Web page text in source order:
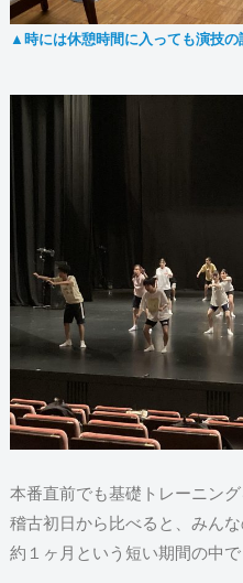
▲時には休憩時間に入っても演技の
本番直前でも基礎トレーニング
稽古初日から比べると、みん
約１ヶ月という短い期間の中